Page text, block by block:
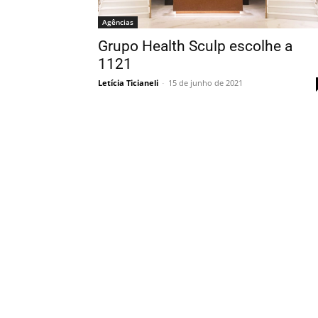
Agências
Grupo Health Sculp escolhe a
1121
Letícia Ticianeli - 15 de junho de 2021